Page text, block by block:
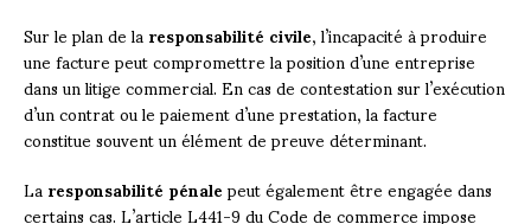
Sur le plan de laresponsabilité civile, l’incapacité à produire
une facture peut compromettre la position d’une entreprise
dans un litige commercial. En cas de contestation sur l’exécution
d’un contrat ou le paiement d’une prestation, la facture
constitue souvent un élément de preuve déterminant.
Laresponsabilité pénalepeut également être engagée dans